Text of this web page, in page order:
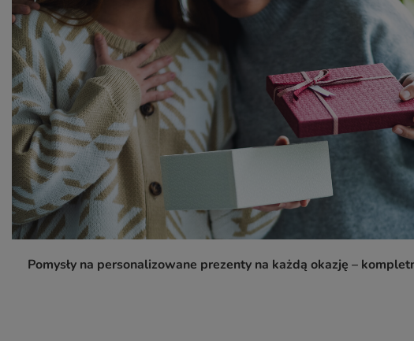
Pomysły na personalizowane prezenty na każdą okazję –